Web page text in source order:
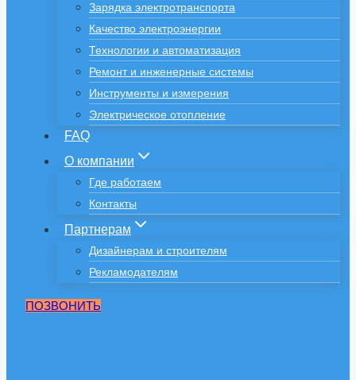
Зарядка электротранспорта
Качество электроэнергии
Технологии и автоматизация
Ремонт и инженерные системы
Инструменты и измерения
Электрическое отопление
FAQ
О компании
Где работаем
Контакты
Партнерам
Дизайнерам и строителям
Рекламодателям
ПОЗВОНИТЬ